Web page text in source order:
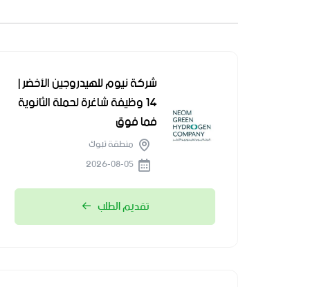
شركة نيوم للهيدروجين الأخضر |
14 وظيفة شاغرة لحملة الثانوية
فما فوق
منطقة تبوك
تقديم الطلب